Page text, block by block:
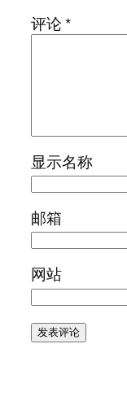
评论*
显示名称
邮箱
网站